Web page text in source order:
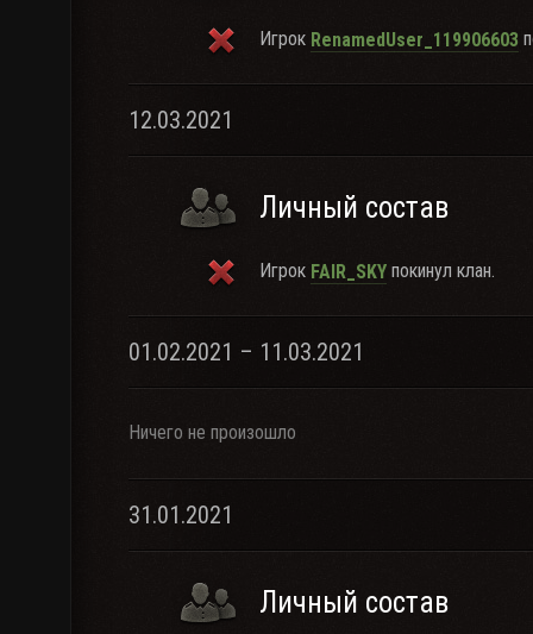
Игрок RenamedUser_119906603
12.03.2021
Личный состав
Игрок FAIR_SKY покинул клан.
01.02.2021 – 11.03.2021
Ничего не произошло
31.01.2021
Личный состав